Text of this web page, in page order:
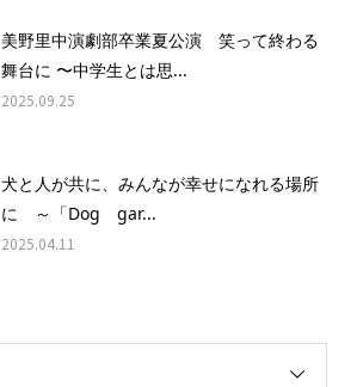
美野里中演劇部卒業夏公演 笑って終わる
舞台に 〜中学生とは思...
2025.09.25
犬と人が共に、みんなが幸せになれる場所
に ～「Dog gar...
2025.04.11